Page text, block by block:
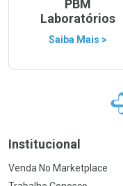
PBM
Laboratórios
Saiba Mais >
Ir
Institucional
Venda No Marketplace